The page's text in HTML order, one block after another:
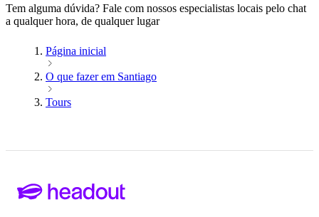
Tem alguma dúvida? Fale com nossos especialistas locais pelo chat
a qualquer hora, de qualquer lugar
Página inicial
O que fazer em Santiago
Tours